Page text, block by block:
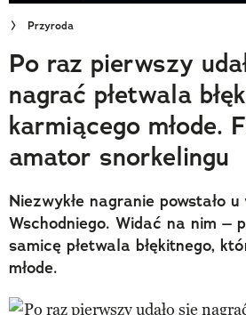
Wielki Konkurs Fotograficzny
Trendbook Podróżniczy
Polecane
Przyroda
Po raz pierwszy
nagrać płetwala
karmiącego młode.
amator snorkelingu
Niezwykłe nagranie powstało
Wschodniego. Widać na nim –
samicę płetwala błękitnego,
młode.